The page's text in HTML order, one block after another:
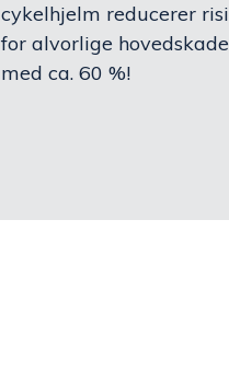
cykelhjelm reducerer
for alvorlige
med ca. 60 %!